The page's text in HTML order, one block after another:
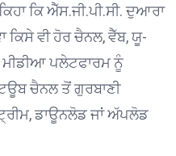
ਕਿ ਐੱਸ.ਜੀ.ਪੀ.ਸੀ. ਦੁਆਰਾ
ਕਿਸੇ ਵੀ ਹੋਰ ਚੈਨਲ, ਵੈੱਬ, ਯੂ-
ਪਲੇਟਫਾਰਮ ਨੂੰ
ਚੈਨਲ ਤੋਂ ਗੁਰਬਾਣੀ
ਡਾਊਨਲੋਡ ਜਾਂ ਅੱਪਲੋਡ